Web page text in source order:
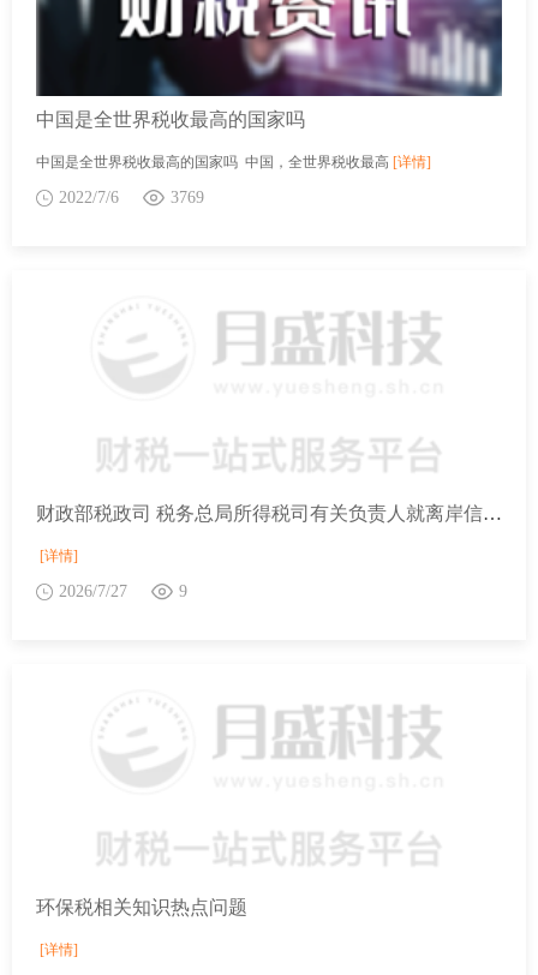
中国是全世界税收最高的国家吗
中国是全世界税收最高的国家吗 中国，全世界税收最高 [详情]
2022/7/6 3769
财政部税政司 税务总局所得税司有关负责人就离岸信托个人所得税有关事项答记者问
[详情]
2026/7/27 9
环保税相关知识热点问题
[详情]